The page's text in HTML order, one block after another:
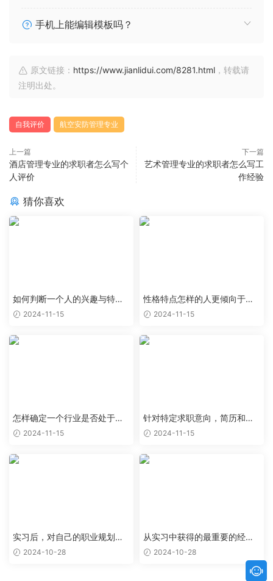
手机上能编辑模板吗？
原文链接： https://www.jianlidui.com/8281.html ，转载请
注明出处。
自我评价 航空安防管理专业
上一篇
酒店管理专业的求职者怎么写个
人评价
下一篇
艺术管理专业的求职者怎么写工
作经验
猜你喜欢
如何判断一个人的兴趣与特定
职业能够完美结合
2024-11-15
性格特点怎样的人更倾向于特
定类型的工作岗位
2024-11-15
怎样确定一个行业是否处于上
升阶段，值得作为求职目标
2024-11-15
针对特定求职意向，简历和求
职信应该如何优化
2024-11-15
实习后，对自己的职业规划有
了哪些新的认识和调整
2024-10-28
从实习中获得的最重要的经验
和教训是什么
2024-10-28